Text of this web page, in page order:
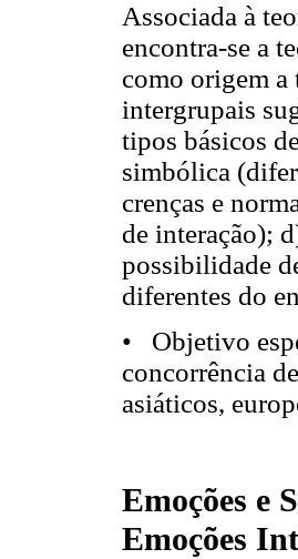
Associada à
encontra-se a
como origem a
intergrupais
tipos básicos
simbólica
crenças e
de interação);
possibilidade
diferentes do
• Objetivo
concorrência
asiáticos,
Emoções e
Emoções